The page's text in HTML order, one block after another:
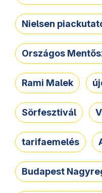
Nielsen
Országos
Rami Malek
Sörfesztivál
tarifaemelés
Budapest